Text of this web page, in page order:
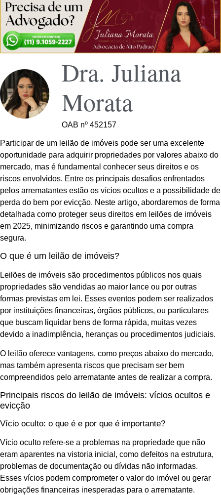
Dra. Juliana
Morata
OAB nº 452157
Participar de um leilão de imóveis pode ser uma excelente
oportunidade para adquirir propriedades por valores abaixo do
mercado, mas é fundamental conhecer seus direitos e os
riscos envolvidos. Entre os principais desafios enfrentados
pelos arrematantes estão os vícios ocultos e a possibilidade de
perda do bem por evicção. Neste artigo, abordaremos de forma
detalhada como proteger seus direitos em leilões de imóveis
em 2025, minimizando riscos e garantindo uma compra
segura.
O que é um leilão de imóveis?
Leilões de imóveis são procedimentos públicos nos quais
propriedades são vendidas ao maior lance ou por outras
formas previstas em lei. Esses eventos podem ser realizados
por instituições financeiras, órgãos públicos, ou particulares
que buscam liquidar bens de forma rápida, muitas vezes
devido a inadimplência, heranças ou procedimentos judiciais.
O leilão oferece vantagens, como preços abaixo do mercado,
mas também apresenta riscos que precisam ser bem
compreendidos pelo arrematante antes de realizar a compra.
Principais riscos do leilão de imóveis: vícios ocultos e
evicção
Vício oculto: o que é e por que é importante?
Vício oculto refere-se a problemas na propriedade que não
eram aparentes na vistoria inicial, como defeitos na estrutura,
problemas de documentação ou dívidas não informadas.
Esses vícios podem comprometer o valor do imóvel ou gerar
obrigações financeiras inesperadas para o arrematante.